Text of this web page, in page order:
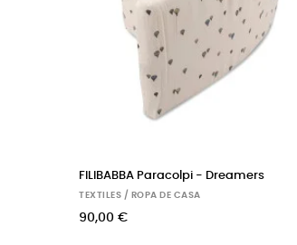
SANDERSON tessuto d'arredo animali
dell'arca two by two neapolitan
TEXTILES / ROPA DE CASA